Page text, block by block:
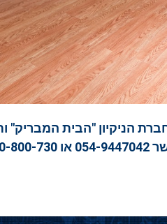
הניקיון "הבית המבריק"
חינם